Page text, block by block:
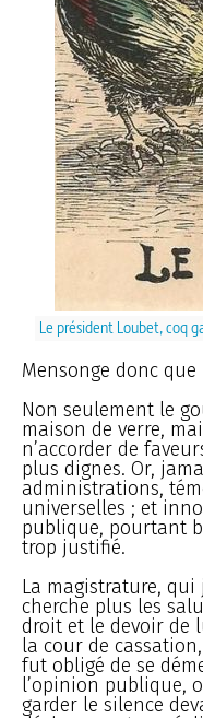
Le président Loubet, coq
Mensonge donc
Non seulement le
maison de verre,
n’accorder de
plus dignes. Or,
administrations,
universelles ; et
publique, pourtant
trop justifié.
La magistrature,
cherche plus les
droit et le devoir de
la cour de
fut obligé de se
l’opinion publique,
garder le silence